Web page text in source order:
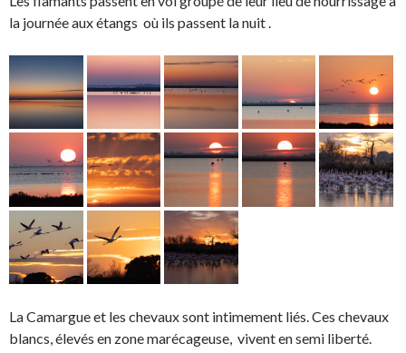
la journée aux étangs où ils passent la nuit .
La Camargue et les chevaux sont intimement liés. Ces chevaux
blancs, élevés en zone marécageuse, vivent en semi liberté.